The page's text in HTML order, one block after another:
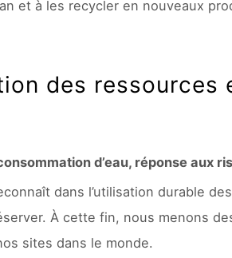
et à les recycler en nouveaux
des ressources
d’eau, réponse aux
dans l’utilisation durable
À cette fin, nous menons
sites dans le monde.